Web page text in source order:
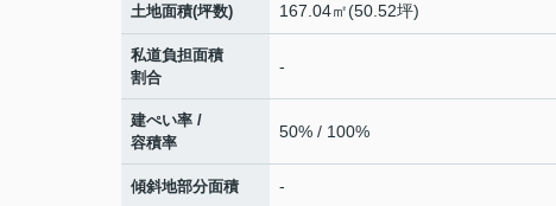
土地面積(坪数) 167.04㎡(50.52坪)
私道負担面積
割合
-
建ぺい率 /
容積率
50% / 100%
傾斜地部分面積 -